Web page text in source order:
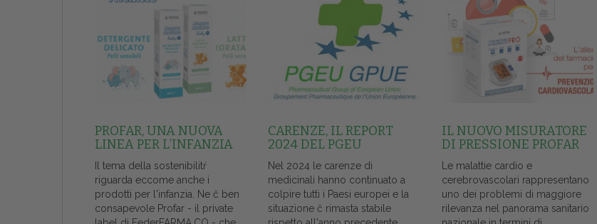
PROFAR, UNA NUOVA
LINEA PER L’INFANZIA
Il tema della sostenibilitŕ
riguarda eccome anche i
prodotti per l'infanzia. Ne č ben
consapevole Profar - il private
CARENZE, IL REPORT
2024 DEL PGEU
Nel 2024 le carenze di
medicinali hanno continuato a
colpire tutti i Paesi europei e la
situazione č rimasta stabile
IL NUOVO MISURATORE
DI PRESSIONE PROFAR
Le malattie cardio e
cerebrovascolari rappresentano
uno dei problemi di maggiore
rilevanza nel panorama sanitario